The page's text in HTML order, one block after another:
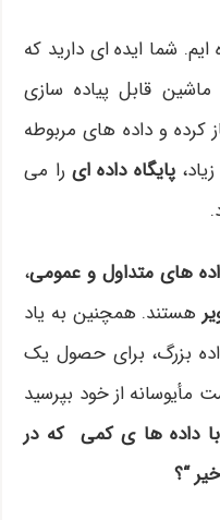
شما ایده ای دارید که
قابل پیاده سازی
کرده و داده های مربوطه
پایگاه داده ایرا می
های متداول و عمومی،
هستند. همچنین به یاد
بزرگ، برای حصول یک
از خود بپرسید
داده ها ی کمی که در
“؟